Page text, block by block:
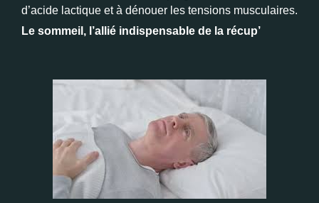
d’acide lactique et à dénouer les tensions musculaires.
Le sommeil, l’allié indispensable de la récup’